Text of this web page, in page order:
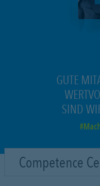
GUTE
SIND
Competence